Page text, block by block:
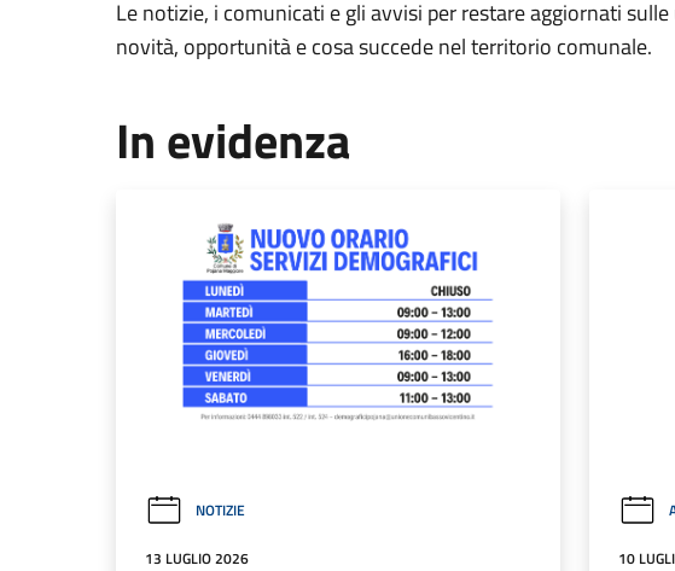
Le notizie, i comunicati e gli avvisi per restare aggiornati
novità, opportunità e cosa succede nel territorio comunale.
In evidenza
NOTIZIE
13 LUGLIO 2026 10